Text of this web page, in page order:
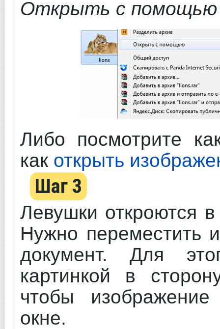
Открыть с помощью
Либо посмотрите
как открыть
Шаг 3
Левушки откроются
Нужно переместить
документ. Для
картинкой в
чтобы
окне.